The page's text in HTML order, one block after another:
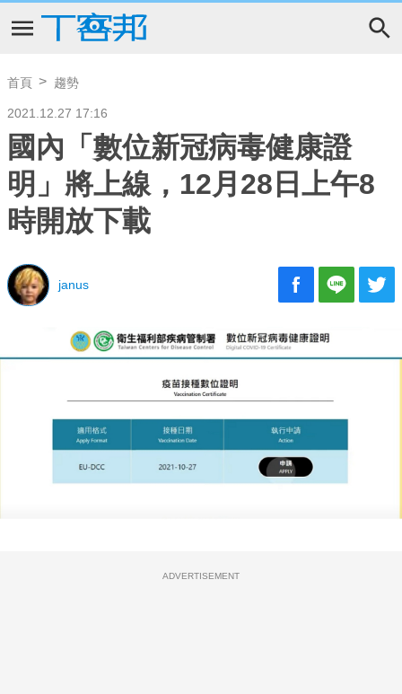
首頁 趨勢
2021.12.27 17:16
國內「數位新冠病毒健康證
明」將上線，12月28日上午8
時開放下載
janus
ADVERTISEMENT